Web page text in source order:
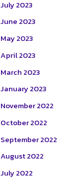
July 2023
June 2023
May 2023
April 2023
March 2023
January 2023
November 2022
October 2022
September 2022
August 2022
July 2022